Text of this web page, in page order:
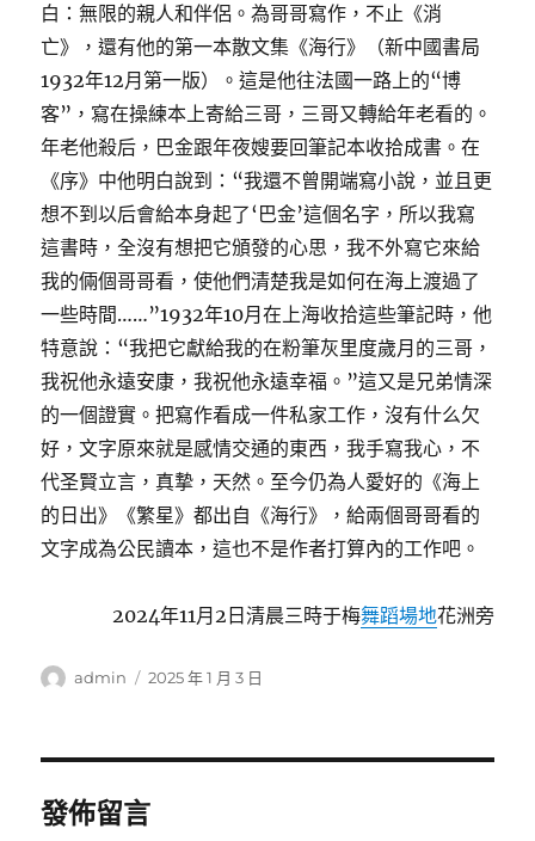
白：無限的親人和伴侶。為哥哥寫作，不止《消
亡》，還有他的第一本散文集《海行》（新中國書局
1932年12月第一版）。這是他往法國一路上的“博
客”，寫在操練本上寄給三哥，三哥又轉給年老看的。
年老他殺后，巴金跟年夜嫂要回筆記本收拾成書。在
《序》中他明白說到：“我還不曾開端寫小說，並且更
想不到以后會給本身起了‘巴金’這個名字，所以我寫
這書時，全沒有想把它頒發的心思，我不外寫它來給
我的倆個哥哥看，使他們清楚我是如何在海上渡過了
一些時間……”1932年10月在上海收拾這些筆記時，他
特意說：“我把它獻給我的在粉筆灰里度歲月的三哥，
我祝他永遠安康，我祝他永遠幸福。”這又是兄弟情深
的一個證實。把寫作看成一件私家工作，沒有什么欠
好，文字原來就是感情交通的東西，我手寫我心，不
代圣賢立言，真摯，天然。至今仍為人愛好的《海上
的日出》《繁星》都出自《海行》，給兩個哥哥看的
文字成為公民讀本，這也不是作者打算內的工作吧。
2024年11月2日清晨三時于梅舞蹈場地花洲旁
作
admin
發
2025 年 1 月 3 日
發佈留言